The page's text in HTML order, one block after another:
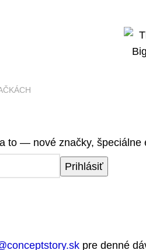
to — nové značky,
Prihlásiť
pre denné